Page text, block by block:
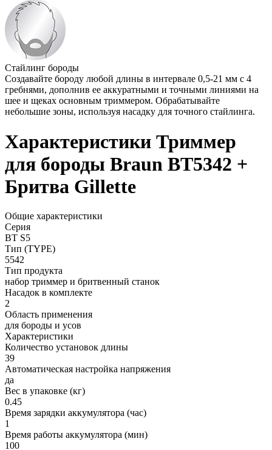
Стайлинг бороды
Создавайте бороду любой длины в интервале 0,5-21 мм с 4
гребнями, дополнив ее аккуратными и точными линиями на
шее и щеках основным триммером. Обрабатывайте
небольшие зоны, используя насадку для точного стайлинга.
Характеристики Триммер
для бороды Braun BT5342 +
Бритва Gillette
Общие характеристики
Серия
BT S5
Тип (TYPE)
5542
Тип продукта
набор триммер и бритвенный станок
Насадок в комплекте
2
Область применения
для бороды и усов
Характеристики
Количество установок длины
39
Автоматическая настройка напряжения
да
Вес в упаковке (кг)
0.45
Время зарядки аккумулятора (час)
1
Время работы аккумулятора (мин)
100